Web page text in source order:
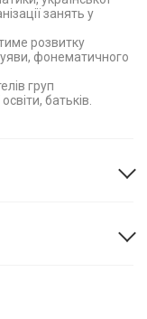
занять у
розвитку
уяви, фонематичного
груп
батьків.